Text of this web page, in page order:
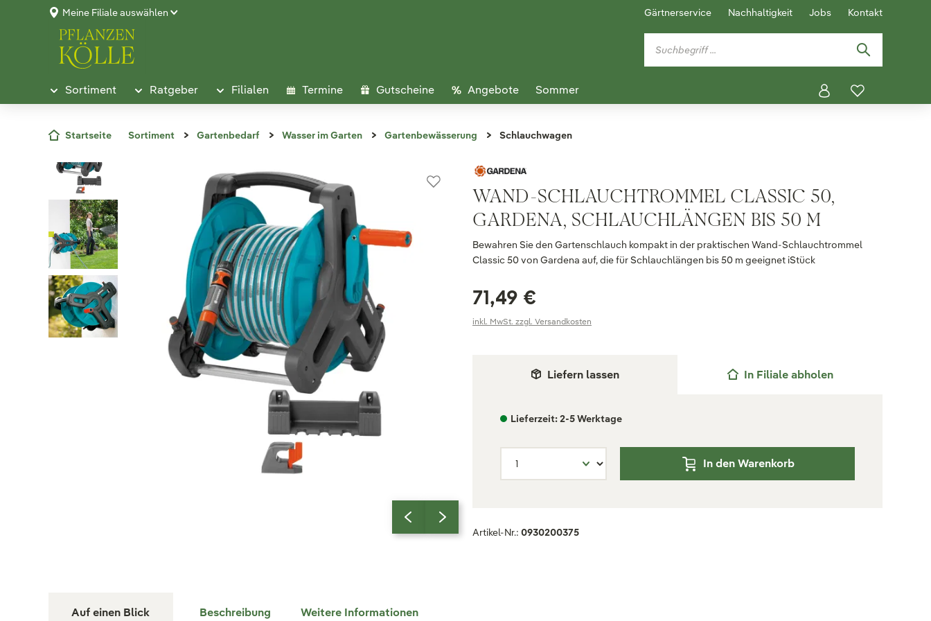
Meine Filiale auswählen Gärtnerservice Nachhaltigkeit Jobs Kontakt
Sortiment Ratgeber Filialen Termine Gutscheine Angebote Sommer
Startseite Sortiment Gartenbedarf Wasser im Garten Gartenbewässerung Schlauchwagen
WAND-SCHLAUCHTROMMEL CLASSIC 50,
GARDENA, SCHLAUCHLÄNGEN BIS 50 M
Bewahren Sie den Gartenschlauch kompakt in der praktischen Wand-Schlauchtrommel
Classic 50 von Gardena auf, die für Schlauchlängen bis 50 m geeignet iStück
71,49 €
inkl. MwSt. zzgl. Versandkosten
Liefern lassen In Filiale abholen
Lieferzeit: 2-5 Werktage
In den Warenkorb
Artikel-Nr.: 0930200375
Auf einen Blick Beschreibung Weitere Informationen